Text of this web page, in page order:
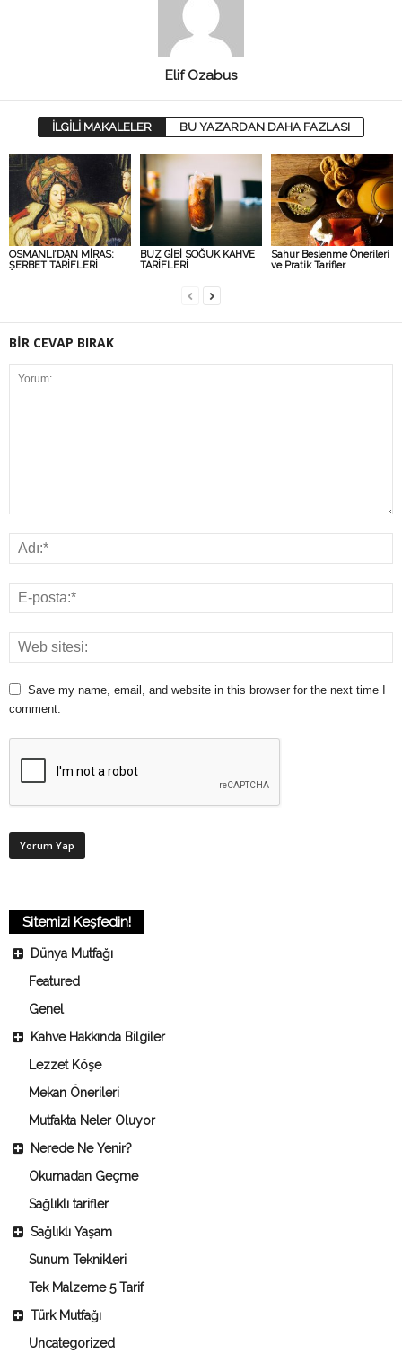
Elif Ozabus
İLGİLİ MAKALELER BU YAZARDAN DAHA FAZLASI
OSMANLI’DAN MİRAS:
ŞERBET TARİFLERİ
BUZ GİBİ SOĞUK KAHVE
TARİFLERİ
Sahur Beslenme Önerileri
ve Pratik Tarifler
BİR CEVAP BIRAK
Save my name, email, and website in this browser for the next time I
comment.
Sitemizi Keşfedin!
Dünya Mutfağı
Featured
Genel
Kahve Hakkında Bilgiler
Lezzet Köşe
Mekan Önerileri
Mutfakta Neler Oluyor
Nerede Ne Yenir?
Okumadan Geçme
Sağlıklı tarifler
Sağlıklı Yaşam
Sunum Teknikleri
Tek Malzeme 5 Tarif
Türk Mutfağı
Uncategorized